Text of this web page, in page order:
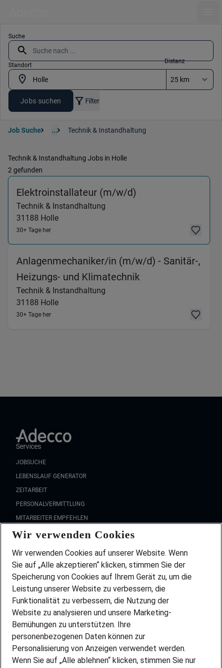
Suche
Standort
Distanz
Jobs suchen Filter
Job Suche ... Technik & Instandhaltung
Technik & Instandhaltung Jobs in Holle
2 gefunden
Elektroinstallateur (m/w/d)
Technik & Instandhaltung
31188 Holle
30+ Tage her
Anlagenmechaniker/in (m/w/d) - Sanitär-,
Heizungs- und Klimatechnik(Technik &
Technik & Instandhaltung
31188 Holle
30+ Tage her
Services
JOBSUCHE
LEBENSLAUF GENERATOR
ZEITARBEIT
PERSONALVERMITTLUNG
MITARBEITER EMPFEHLEN
FAQ
Wir stellen ein!
DEINE BERUFSGRUPPE
DEINE LEBENSSITUATION
PARTNERSHIP WITH AIRBUS
INITIATIV BEWERBEN
ÜBER UNS
STANDORTE
BLOG
Wir verwenden Cookies
Wir verwenden Cookies auf unserer Website. Wenn
Sie auf „Alle akzeptieren“ klicken, stimmen Sie der
Speicherung von Cookies auf Ihrem Gerät zu, um die
Leistung unserer Website zu verbessern, die
Funktionalität zu verbessern, die Nutzung der
Website zu analysieren und unsere Marketing-
Bemühungen zu unterstützen. Ihre
personenbezogenen Daten können zur
Personalisierung von Anzeigen verwendet werden.
Wenn Sie auf „Alle ablehnen“ klicken, stimmen Sie nur